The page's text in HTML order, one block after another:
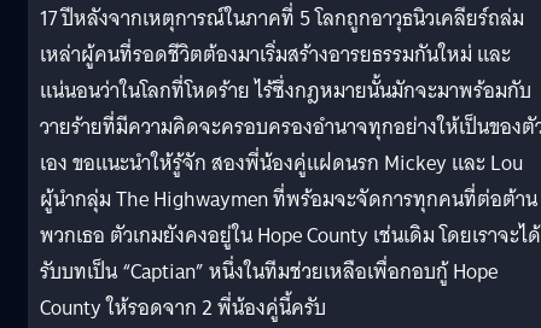
17 ปีหลังจากเหตุการณ์ในภาคที่ 5 โลกถูกอาวุธนิวเคลียร์ถล่ม
เหล่าผู้คนที่รอดชีวิตต้องมาเริ่มสร้างอารยธรรมกันใหม่ และ
แน่นอนว่าในโลกที่โหดร้าย ไร้ซึ่งกฎหมายนั้นมักจะมาพร้อมกับ
วายร้ายที่มีความคิดจะครอบครองอำนาจทุกอย่างให้เป็นของตั
เอง ขอแนะนำให้รู้จัก สองพี่น้องคู่แฝดนรก Mickey และ Lou
ผู้นำกลุ่ม The Highwaymen ที่พร้อมจะจัดการทุกคนที่ต่อต้าน
พวกเธอ ตัวเกมยังคงอยู่ใน Hope County เช่นเดิม โดยเราจะได้
รับบทเป็น “Captian” หนึ่งในทีมช่วยเหลือเพื่อกอบกู้ Hope
County ให้รอดจาก 2 พี่น้องคู่นี้ครับ